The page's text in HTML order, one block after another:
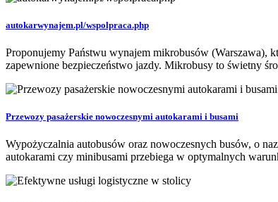
autokarwynajem.pl/wspolpraca.php
Proponujemy Państwu wynajem mikrobusów (Warszawa),
zapewnione bezpieczeństwo jazdy. Mikrobusy to świetny
Przewozy pasażerskie nowoczesnymi autokarami i busami
Wypożyczalnia autobusów oraz nowoczesnych busów, o
autokarami czy minibusami przebiega w optymalnych